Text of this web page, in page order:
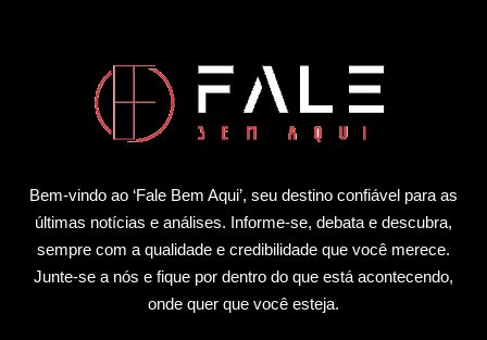
Bem-vindo ao ‘Fale Bem Aqui’, seu destino confiável para as
últimas notícias e análises. Informe-se, debata e descubra,
sempre com a qualidade e credibilidade que você merece.
Junte-se a nós e fique por dentro do que está acontecendo,
onde quer que você esteja.